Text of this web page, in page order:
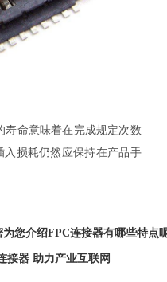
寿命意味着在完成规定次数
入损耗仍然应保持在产品手
您介绍FPC连接器有哪些特点
接器 助力产业互联网